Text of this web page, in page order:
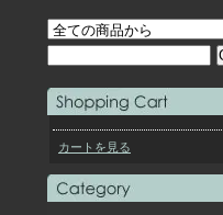
カートを見る